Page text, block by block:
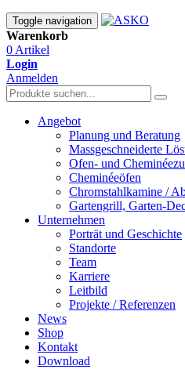
Toggle navigation
Warenkorb
0 Artikel
Login
Anmelden
Angebot
Planung und Beratung
Massgeschneiderte
Ofen- und
Cheminéeöfen
Chromstahlkamine /
Gartengrill, Garten-
Unternehmen
Porträt und Geschichte
Standorte
Team
Karriere
Leitbild
Projekte / Referenzen
News
Shop
Kontakt
Download